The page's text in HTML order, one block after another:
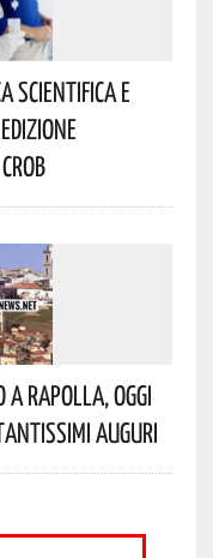
Scientifica E
Rapolla, Oggi
Auguri